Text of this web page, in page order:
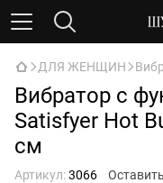
ДЛЯ ЖЕНЩИН
Вибратор с
Satisfyer Hot
см
Артикул:3066